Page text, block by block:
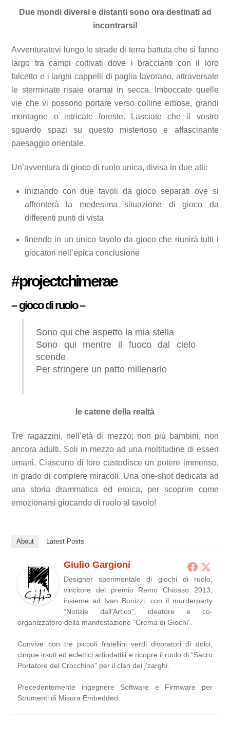
Due mondi diversi e distanti sono ora destinati ad
incontrarsi!
Avventuratevi lungo le strade di terra battuta che si fanno
largo tra campi coltivati dove i braccianti con il loro
falcetto e i larghi cappelli di paglia lavorano, attraversate
le sterminate risaie oramai in secca. Imboccate quelle
vie che vi possono portare verso colline erbose, grandi
montagne o intricate foreste. Lasciate che il vostro
sguardo spazi su questo misterioso e affascinante
paesaggio orientale.
Un’avventura di gioco di ruolo unica, divisa in due atti:
iniziando con due tavoli da gioco separati ove si
affronterà la medesima situazione di gioco da
differenti punti di vista
finendo in un unico tavolo da gioco che riunirà tutti i
giocatori nell’epica conclusione
#projectchimerae
– gioco di ruolo –
Sono qui che aspetto la mia stella
Sono qui mentre il fuoco dal cielo
scende
Per stringere un patto millenario
le catene della realtà
Tre ragazzini, nell’età di mezzo; non più bambini, non
ancora adulti. Soli in mezzo ad una moltitudine di esseri
umani. Ciascuno di loro custodisce un potere immenso,
in grado di compiere miracoli. Una one-shot dedicata ad
una storia drammatica ed eroica, per scoprire come
emozionarsi giocando di ruolo al tavolo!
About Latest Posts
Giulio Gargioni
Designer sperimentale di giochi di ruolo,
vincitore del premio Remo Chiosso 2013,
insieme ad Ivan Bonizzi, con il murderparty
“Notizie dall’Artico”, ideatore e co-
organizzatore della manifestazione “Crema di Giochi”.
Convive con tre piccoli fratellini verdi divoratori di dolci,
cinque irsuti ed eclettici artiodattili e ricopre il ruolo di “Sacro
Portatore del Crocchino” per il clan dei j’zarghi.
Precedentemente ingegnere Software e Firmware per
Strumenti di Misura Embedded.